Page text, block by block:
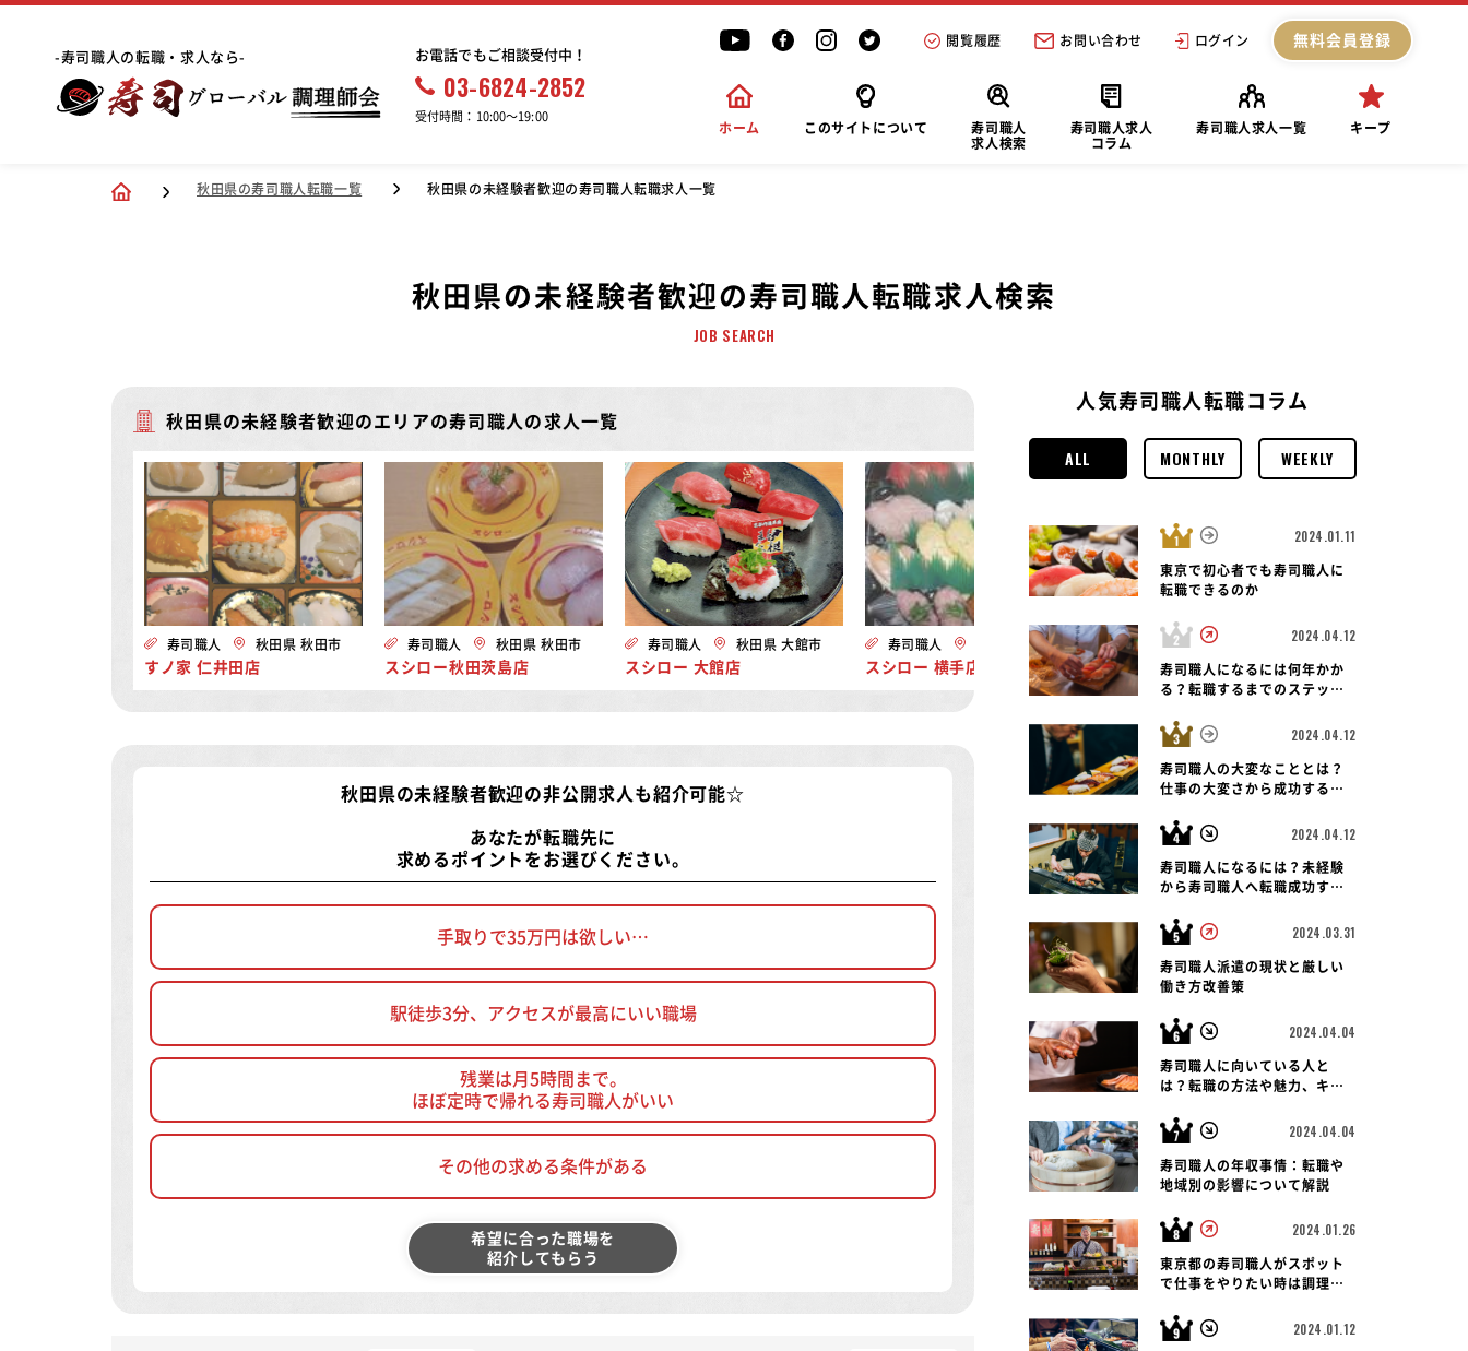
-寿司職人の転職・求人なら- お電話でもご相談受付中！
03-6824-2852
受付時間：10:00〜19:00
閲覧履歴 お問い合わせ ログイン 無料会員登録
ホーム このサイトについて
寿司職人
求人検索
寿司職人求人
コラム
寿司職人求人一覧 キープ
秋田県の寿司職人転職一覧 秋田県の未経験者歓迎の寿司職人転職求人一覧
秋田県の未経験者歓迎の寿司職人転職求人検索
JOB SEARCH
秋田県の未経験者歓迎のエリアの寿司職人の求人一覧
寿司職人 秋田県 秋田市
すノ家 仁井田店
寿司職人 秋田県 秋田市
スシロー秋田茨島店
寿司職人 秋田県 大館市
スシロー 大館店
寿司職人 秋田県 横手市
スシロー 横手店
秋田県の未経験者歓迎の非公開求人 も紹介可能☆
あなたが転職先に
求めるポイントをお選びください。
手取りで35万円は欲しい…
駅徒歩3分、アクセスが最高にいい職場
残業は月5時間まで。
ほぼ定時で帰れる寿司職人がいい
その他の求める条件がある
希望に合った職場を
紹介してもらう
人気寿司職人転職コラム
ALL MONTHLY WEEKLY
2024.01.11
東京で初心者でも寿司職人に
転職できるのか
2024.04.12
寿司職人になるには何年かか
る？転職するまでのステップ
2024.04.12
寿司職人の大変なこととは？
仕事の大変さから成功する転
2024.04.12
寿司職人になるには？未経験
から寿司職人へ転職成功する
2024.03.31
寿司職人派遣の現状と厳しい
働き方改善策
2024.04.04
寿司職人に向いている人と
は？転職の方法や魅力、キャ
説！
2024.04.04
寿司職人の年収事情：転職や
地域別の影響について解説
2024.01.26
東京都の寿司職人がスポット
で仕事をやりたい時は調理師
2024.01.12